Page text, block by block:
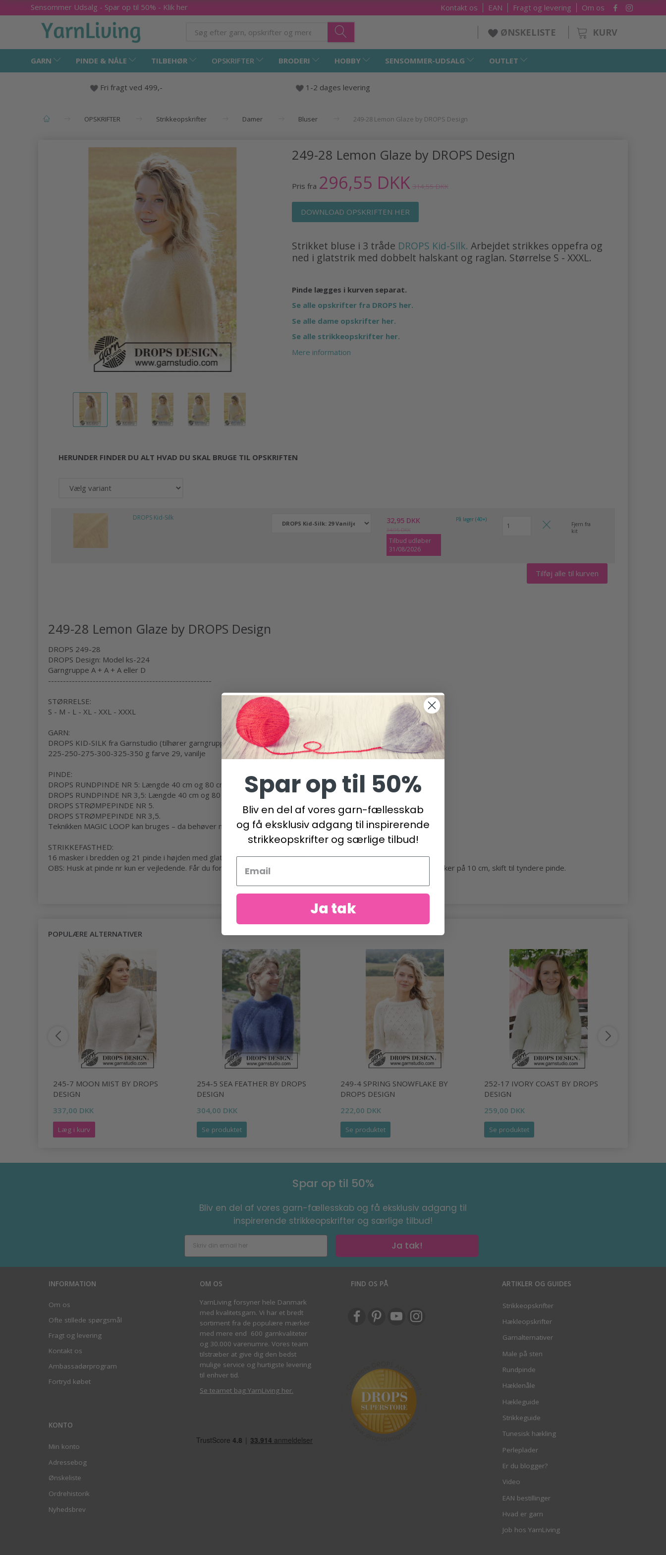
Sensommer Udsalg - Spar op til 50% - Klik her Om os
Fragt og levering
EAN
Kontakt os
KURV
ØNSKELISTE
GARN PINDE & NÅLE TILBEHØR OPSKRIFTER BRODERI HOBBY SENSOMMER-UDSALG OUTLET
Fri fragt ved 499,- 1-2 dages levering
OPSKRIFTER Strikkeopskrifter Damer Bluser 249-28 Lemon Glaze by DROPS Design
249-28 Lemon Glaze by DROPS Design
Pris fra 296,55 DKK 314,55 DKK
DOWNLOAD OPSKRIFTEN HER
Strikket bluse i 3 tråde DROPS Kid-Silk. Arbejdet strikkes oppefra og
ned i glatstrik med dobbelt halskant og raglan. Størrelse S - XXXL.
Pinde lægges i kurven separat.
Se alle opskrifter fra DROPS her.
Se alle dame opskrifter her.
Se alle strikkeopskrifter her.
Mere information
HERUNDER FINDER DU ALT HVAD DU SKAL BRUGE TIL OPSKRIFTEN
DROPS Kid-Silk 32,95 DKK
34,95 DKK
Tilbud udløber
31/08/2026
På lager (40+)
Fjern fra
kit
Tilføj alle til kurven
249-28 Lemon Glaze by DROPS Design
DROPS 249-28
DROPS Design: Model ks-224
Garngruppe A + A + A eller D
-------------------------------------------------------
STØRRELSE:
S - M - L - XL - XXL - XXXL
GARN:
DROPS KID-SILK fra Garnstudio (tilhører garngruppe A)
225-250-275-300-325-350 g farve 29, vanilje
PINDE:
DROPS RUNDPINDE NR 5: Længde 40 cm og 80 cm.
DROPS RUNDPINDE NR 3,5: Længde 40 cm og 80 cm.
DROPS STRØMPEPINDE NR 5.
DROPS STRØMPEPINDE NR 3,5.
Teknikken MAGIC LOOP kan bruges – da behøver man kun enrundpindpå 80 cm i hvert pinde-nr.
STRIKKEFASTHED:
16 masker i bredden og 21 pinde i højden med glatstrikog 3 tråde = 10 x 10 cm.
OBS: Husk at pinde nr kun er vejledende. Får du for mange masker på 10 cm, skift til tykkere pinde. Får du for få masker på 10 cm, skift til tyndere pinde.
POPULÆRE ALTERNATIVER
245-7 MOON MIST BY DROPS
DESIGN
337,00 DKK
Læg i kurv
254-5 SEA FEATHER BY DROPS
DESIGN
304,00 DKK
Se produktet
249-4 SPRING SNOWFLAKE BY
DROPS DESIGN
222,00 DKK
Se produktet
252-17 IVORY COAST BY DROPS
DESIGN
259,00 DKK
Se produktet
Spar op til 50%
Bliv en del af vores garn-fællesskab og få eksklusiv adgang til
inspirerende strikkeopskrifter og særlige tilbud!
Ja tak!
INFORMATION
Om os
Ofte stillede spørgsmål
Fragt og levering
Kontakt os
Ambassadørprogram
Fortryd købet
KONTO
Min konto
Adressebog
Ønskeliste
Ordrehistorik
Nyhedsbrev
OM OS
YarnLiving forsyner hele Danmark
med kvalitetsgarn. Vi har et bredt
sortiment fra de populære mærker
med mere end 600 garnkvaliteter
og 30.000 varenumre. Vores team
tilstræber at give dig den bedst
mulige service og hurtigste levering
til enhver tid.
Se teamet bag YarnLiving her.
FIND OS PÅ ARTIKLER OG GUIDES
Strikkeopskrifter
Hækleopskrifter
Garnalternativer
Male på sten
Rundpinde
Hæklenåle
Hækleguide
Strikkeguide
Tunesisk hækling
Perleplader
Er du blogger?
Video
EAN bestillinger
Hvad er garn
Job hos YarnLiving
Spar op til 50%
Bliv en del af vores garn-fællesskab
og få eksklusiv adgang til inspirerende
strikkeopskrifter og særlige tilbud!
Ja tak